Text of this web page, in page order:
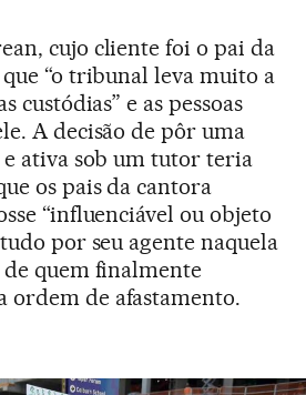
cujo cliente foi o pai da
“o tribunal leva muito a
custódias” e as pessoas
A decisão de pôr uma
e ativa sob um tutor teria
os pais da cantora
“influenciável ou objeto
por seu agente naquela
de quem finalmente
ordem de afastamento.